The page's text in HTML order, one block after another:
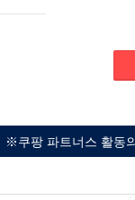
※쿠팡 파트너스 활동